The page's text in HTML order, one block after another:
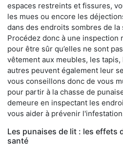
espaces restreints et fissures,
les mues ou encore les
dans des endroits sombres de
Procédez donc à une inspection
pour être sûr qu’elles ne sont
vêtement aux meubles, les
autres peuvent également leur
vous conseillons donc de vous
pour partir à la chasse de
demeure en inspectant les
vous aider à prévenir
Les punaises de lit : les effets
santé